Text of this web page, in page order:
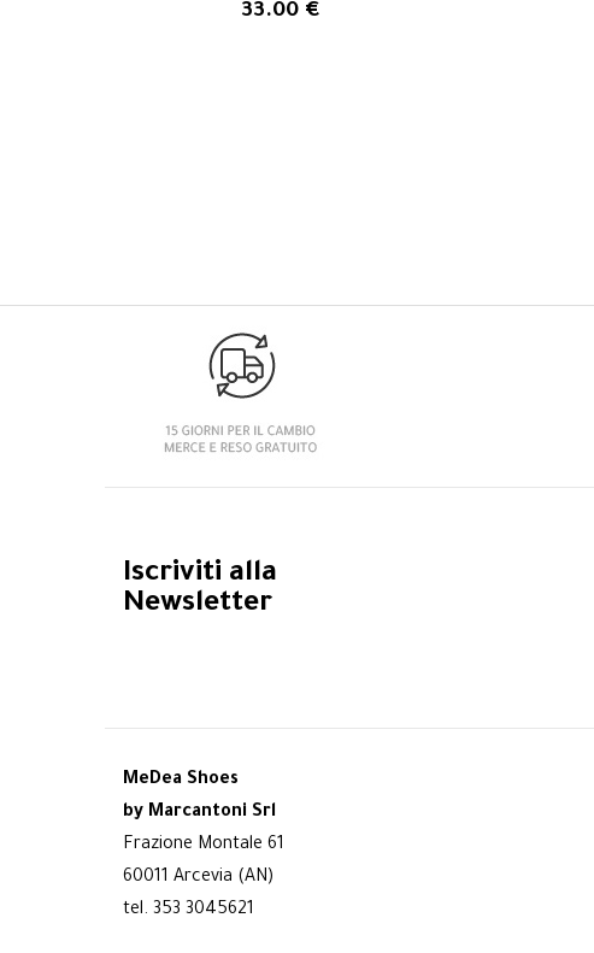
33.00 €
Iscriviti alla
Newsletter
MeDea Shoes
by Marcantoni Srl
Frazione Montale 61
60011 Arcevia (AN)
tel. 353 3045621